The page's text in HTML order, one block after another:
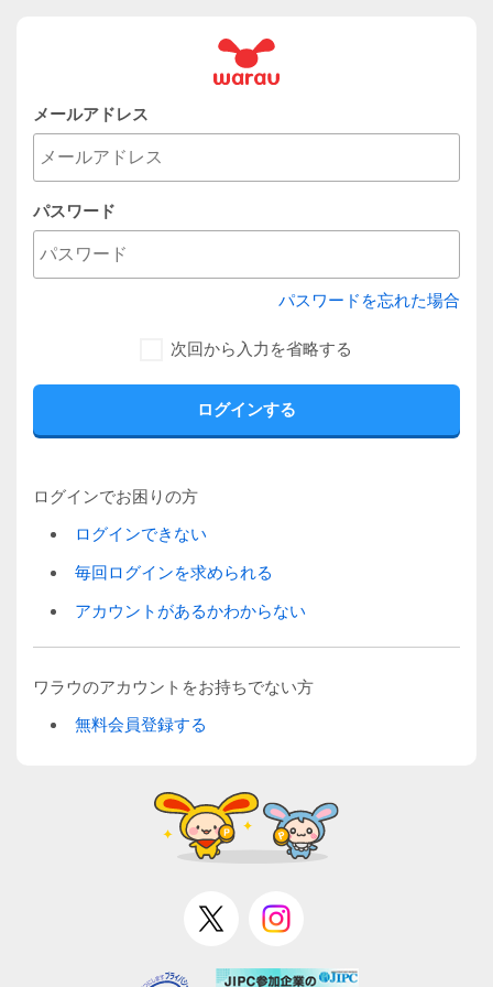
メールアドレス
パスワード
パスワードを忘れた場合
次回から入力を省略する
ログインでお困りの方
ログインできない
毎回ログインを求められる
アカウントがあるかわからない
ワラウのアカウントをお持ちでない方
無料会員登録する